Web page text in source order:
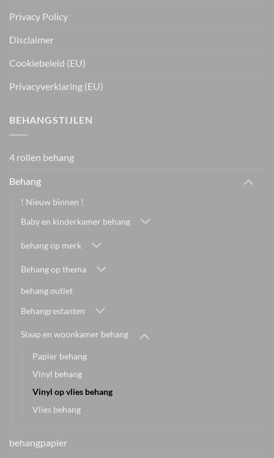
Privacy Policy
Disclaimer
Cookiebeleid (EU)
Privacyverklaring (EU)
BEHANGSTIJLEN
4 rollen behang
Behang
! Nieuw binnen !
Baby en kinderkamer behang
behang op merk
Behang op thema
behang outlet
Behangrestanten
Slaap en woonkamer behang
Papier behang
Vinyl behang
Vinyl op vlies behang
Vlies behang
behangpapier